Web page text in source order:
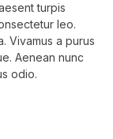
turpis
leo.
Vivamus a purus
Aenean nunc
odio.